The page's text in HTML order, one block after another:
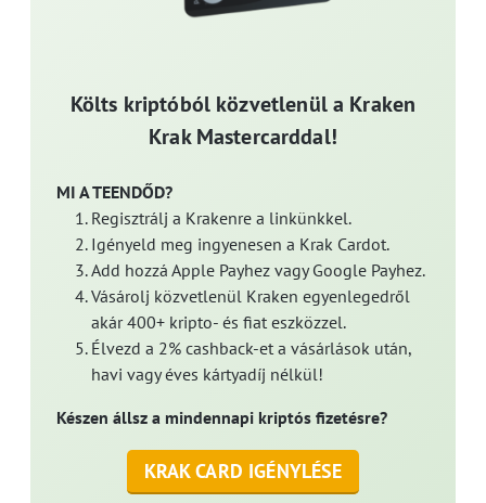
Költs kriptóból közvetlenül a Kraken
Krak Mastercarddal!
MI A TEENDŐD?
Regisztrálj a Krakenre a linkünkkel.
Igényeld meg ingyenesen a Krak Cardot.
Add hozzá Apple Payhez vagy Google Payhez.
Vásárolj közvetlenül Kraken egyenlegedről
akár 400+ kripto- és fiat eszközzel.
Élvezd a 2% cashback-et a vásárlások után,
havi vagy éves kártyadíj nélkül!
Készen állsz a mindennapi kriptós fizetésre?
KRAK CARD IGÉNYLÉSE